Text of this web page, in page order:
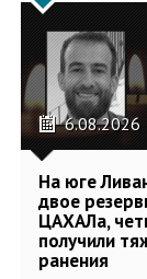
6.08.2026
На юге
двое
ЦАХАЛа,
получили
ранения